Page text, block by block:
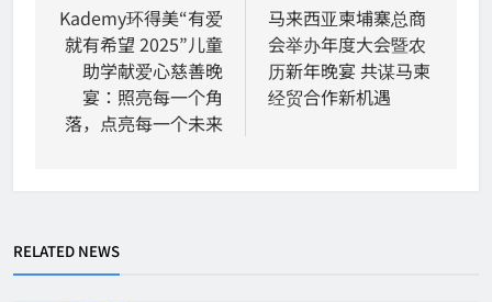
navigation
Kademy环得美“有爱
就有希望 2025”儿童
助学献爱心慈善晚
宴：照亮每一个角
落，点亮每一个未来
马来西亚柬埔寨总商
会举办年度大会暨农
历新年晚宴 共谋马柬
经贸合作新机遇
RELATED NEWS